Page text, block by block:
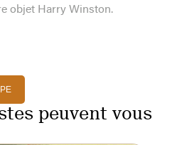
objet Harry Winston.
peuvent vous